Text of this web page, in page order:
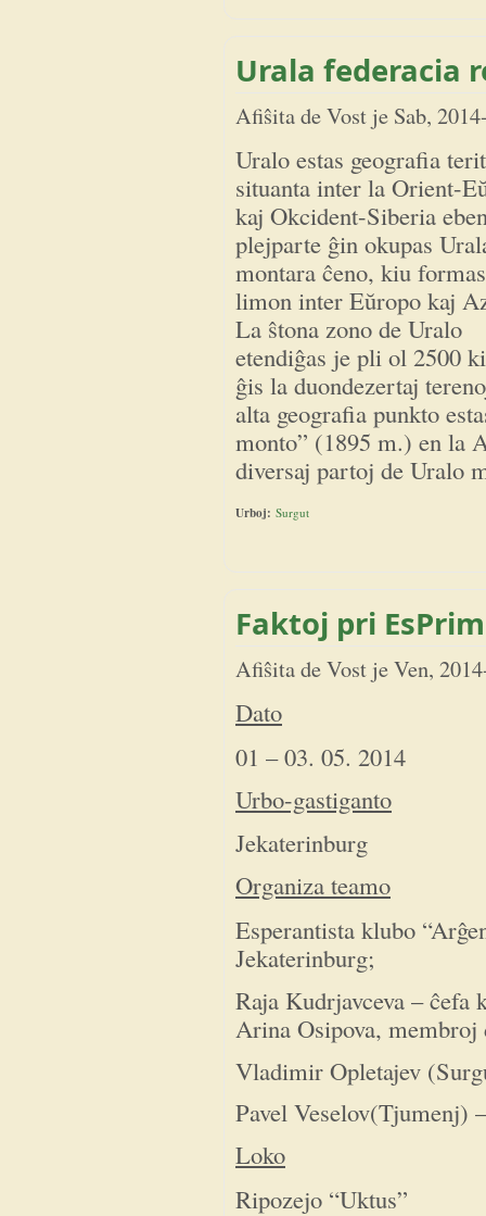
Urala federacia
Afiŝita deVost je Sab,
Uralo estas geografia
situanta inter la Orient-
kaj Okcident-Siberia
plejparte ĝin okupas
montara ĉeno, kiu formas
limon inter Eŭropo kaj
La ŝtona zono de Uralo
etendiĝas je pli ol 2500
ĝis la duondezertaj
alta geografia punkto
monto” (1895 m.) en la
diversaj partoj de Uralo
Urboj: Surgut
Faktoj pri
Afiŝita deVost jeVen,
Dato
01 – 03. 05. 2014
Urbo-gastiganto
Jekaterinburg
Organiza teamo
Esperantista klubo
Jekaterinburg;
Raja Kudrjavceva – ĉefa
Arina Osipova, membroj
Vladimir Opletajev
Pavel Veselov(Tjumenj)
Loko
Ripozejo “Uktus”